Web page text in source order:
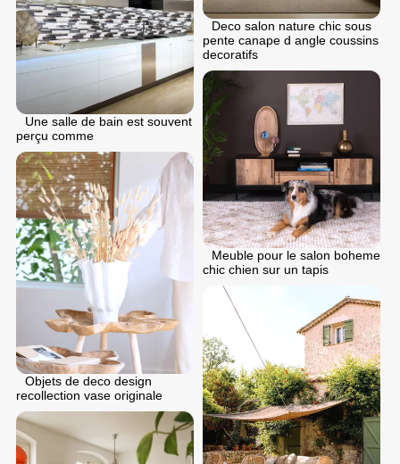
Deco salon nature chic sous
pente canape d angle coussins
decoratifs
Une salle de bain est souvent
perçu comme
Meuble pour le salon boheme
chic chien sur un tapis
Objets de deco design
recollection vase originale